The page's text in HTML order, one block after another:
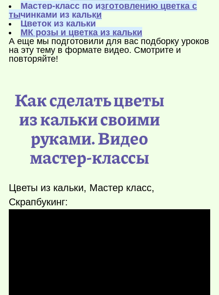
Мастер-класс по изготовлению цветка с
тычинками из кальки
Цветок из кальки
МК розы и цветка из кальки
А еще мы подготовили для вас подборку уроков
на эту тему в формате видео. Смотрите и
повторяйте!
Как сделать цветы
из кальки своими
руками. Видео
мастер-классы
Цветы из кальки, Мастер класс,
Скрапбукинг: